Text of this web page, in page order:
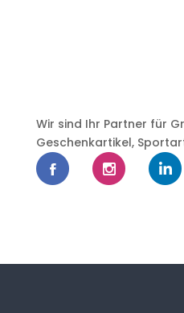
Wir sind Ihr Partner für
Geschenkartikel,